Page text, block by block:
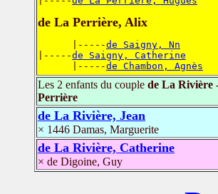
de La Perrière, Alix
      |-----
de Saigny, Nn
|-----de Saigny, Catherine
      |-----
de Chambon, Agnès
Les 2 enfants du couple de La Rivière
Perrière
de La Rivière, Jean
× 1446 Damas, Marguerite
de La Rivière, Catherine
× de Digoine, Guy